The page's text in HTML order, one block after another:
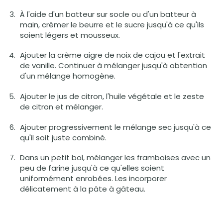
À l'aide d'un batteur sur socle ou d'un batteur à
main, crémer le beurre et le sucre jusqu'à ce qu'ils
soient légers et mousseux.
Ajouter la crème aigre de noix de cajou et l'extrait
de vanille. Continuer à mélanger jusqu'à obtention
d'un mélange homogène.
Ajouter le jus de citron, l'huile végétale et le zeste
de citron et mélanger.
Ajouter progressivement le mélange sec jusqu'à ce
qu'il soit juste combiné.
Dans un petit bol, mélanger les framboises avec un
peu de farine jusqu'à ce qu'elles soient
uniformément enrobées. Les incorporer
délicatement à la pâte à gâteau.